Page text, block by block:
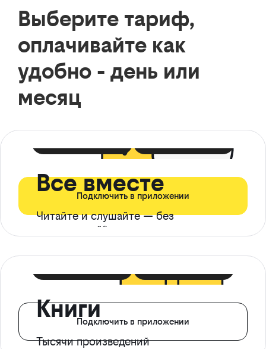
Выберите тариф,
оплачивайте как
удобно - день или
месяц
Все вместе
Читайте и слушайте — без
ограничений*
Подключить в приложении
Книги
Тысячи произведений
Подключить в приложении